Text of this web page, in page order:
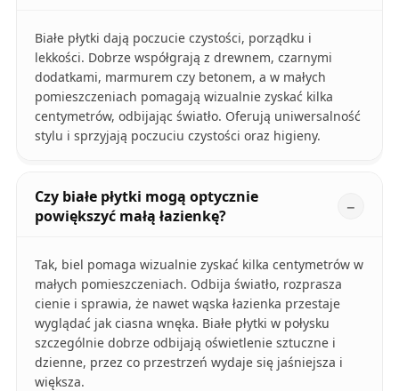
Białe płytki dają poczucie czystości, porządku i
lekkości. Dobrze współgrają z drewnem, czarnymi
dodatkami, marmurem czy betonem, a w małych
pomieszczeniach pomagają wizualnie zyskać kilka
centymetrów, odbijając światło. Oferują uniwersalność
stylu i sprzyjają poczuciu czystości oraz higieny.
Czy białe płytki mogą optycznie
powiększyć małą łazienkę?
Tak, biel pomaga wizualnie zyskać kilka centymetrów w
małych pomieszczeniach. Odbija światło, rozprasza
cienie i sprawia, że nawet wąska łazienka przestaje
wyglądać jak ciasna wnęka. Białe płytki w połysku
szczególnie dobrze odbijają oświetlenie sztuczne i
dzienne, przez co przestrzeń wydaje się jaśniejsza i
większa.